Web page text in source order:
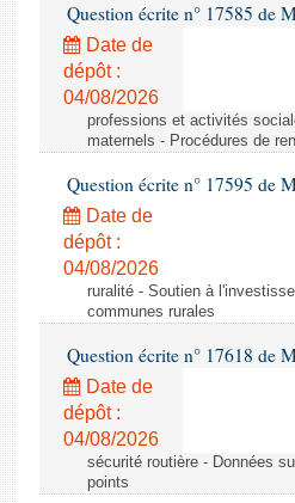
Question écrite n° 17585 de
Date de
dépôt :
04/08/2026
professions et activités
maternels - Procédures de
Question écrite n° 17595 de
Date de
dépôt :
04/08/2026
ruralité - Soutien à
communes rurales
Question écrite n° 17618 de
Date de
dépôt :
04/08/2026
sécurité routière - Données
points